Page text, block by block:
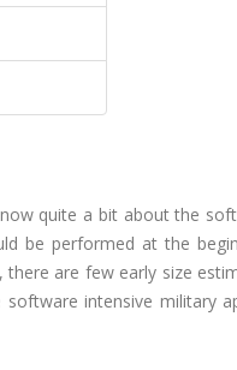
quite a bit about the
be performed at the
are few early size
intensive military